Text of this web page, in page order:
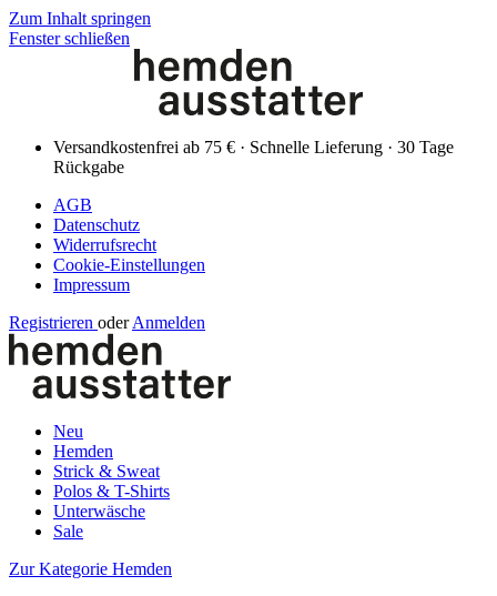
Zum Inhalt springen
Fenster schließen
Versandkostenfrei ab 75 € · Schnelle Lieferung · 30 Tage
Rückgabe
AGB
Datenschutz
Widerrufsrecht
Cookie-Einstellungen
Impressum
Registrieren oder Anmelden
Neu
Hemden
Strick & Sweat
Polos & T-Shirts
Unterwäsche
Sale
Zur Kategorie Hemden